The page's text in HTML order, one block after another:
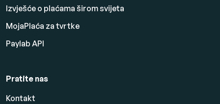
Izvješće o plaćama širom svijeta
MojaPlaća za tvrtke
Paylab API
Pratite nas
Kontakt